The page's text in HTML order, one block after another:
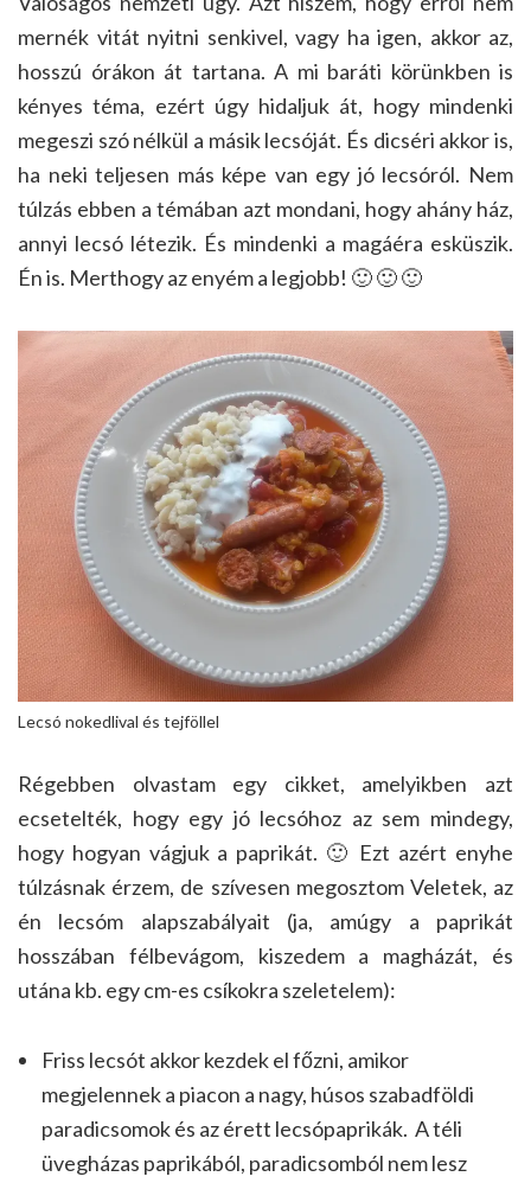
mernék vitát nyitni senkivel, vagy ha igen, akkor az,
hosszú órákon át tartana. A mi baráti körünkben is
kényes téma, ezért úgy hidaljuk át, hogy mindenki
megeszi szó nélkül a másik lecsóját. És dicséri akkor is,
ha neki teljesen más képe van egy jó lecsóról. Nem
túlzás ebben a témában azt mondani, hogy ahány ház,
annyi lecsó létezik. És mindenki a magáéra esküszik.
Én is. Merthogy az enyém a legjobb! 🙂 🙂 🙂
Lecsó nokedlival és tejföllel
Régebben olvastam egy cikket, amelyikben azt
ecsetelték, hogy egy jó lecsóhoz az sem mindegy,
hogy hogyan vágjuk a paprikát. 🙂 Ezt azért enyhe
túlzásnak érzem, de szívesen megosztom Veletek, az
én lecsóm alapszabályait (ja, amúgy a paprikát
hosszában félbevágom, kiszedem a magházát, és
utána kb. egy cm-es csíkokra szeletelem):
Friss lecsót akkor kezdek el főzni, amikor
megjelennek a piacon a nagy, húsos szabadföldi
paradicsomok és az érett lecsópaprikák. A téli
üvegházas paprikából, paradicsomból nem lesz